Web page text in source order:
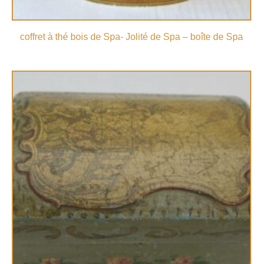
coffret à thé bois de Spa- Jolité de Spa – boîte de Spa